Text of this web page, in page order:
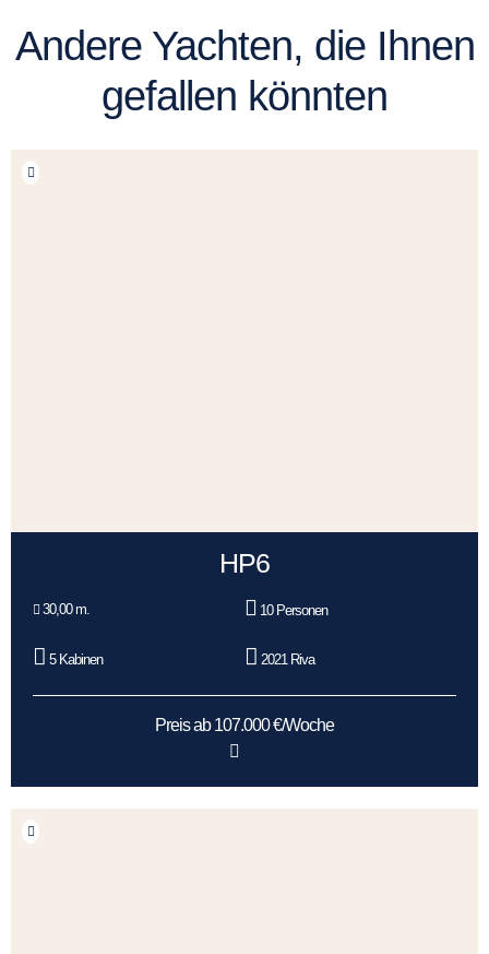
Andere Yachten, die Ihnen
gefallen könnten
HP6
30,00 m. 10 Personen
5 Kabinen 2021 Riva
Preis ab 107.000 €/Woche